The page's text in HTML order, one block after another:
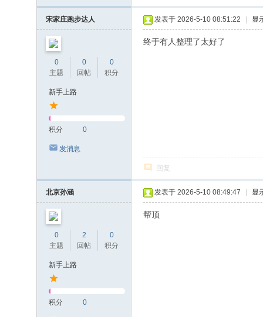
宋家庄跑步达人
0
主题
0
回帖
0
积分
新手上路
积分 0
发消息
发表于 2026-5-10 08:51:22 显
终于有人整理了太好了
回复
北京孙涵
0
主题
2
回帖
0
积分
新手上路
积分 0
发表于 2026-5-10 08:49:47 显
帮顶